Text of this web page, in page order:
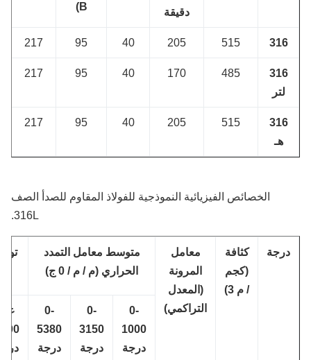
دقيقة
الخصائص الفيزيائية النموذجية للفولاذ المقاوم للصدأ الصف
316L.
كثافة
(كجم
معامل
المرونة
(المعدل
التراكمي)
متوسط ​​معامل التمدد
الحراري (م / م / 0 ج)
توصيل
1000
درجة
3150
درجة
5380
درجة
1000
درجة